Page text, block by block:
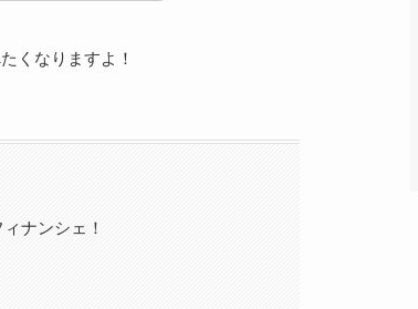
くなりますよ！
ナンシェ！